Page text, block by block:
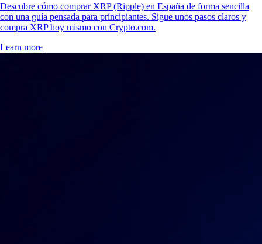
Descubre cómo comprar XRP (Ripple) en España de forma sencilla
con una guía pensada para principiantes. Sigue unos pasos claros y
compra XRP hoy mismo con Crypto.com.
Learn more